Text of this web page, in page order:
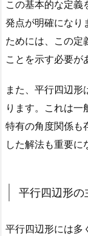
この基本的な定義
発点が明確になり
ためには、この定
ことを示す必要が
また、平行四辺形
ります。これは
特有の角度関係も
した解法も重要に
平行四辺形の
平行四辺形には多